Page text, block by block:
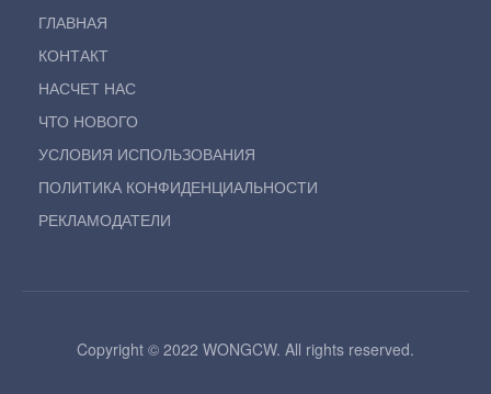
ГЛАВНАЯ
КОНТАКТ
НАСЧЕТ НАС
ЧТО НОВОГО
УСЛОВИЯ ИСПОЛЬЗОВАНИЯ
ПОЛИТИКА КОНФИДЕНЦИАЛЬНОСТИ
РЕКЛАМОДАТЕЛИ
Copyright © 2022 WONGCW. All rights reserved.